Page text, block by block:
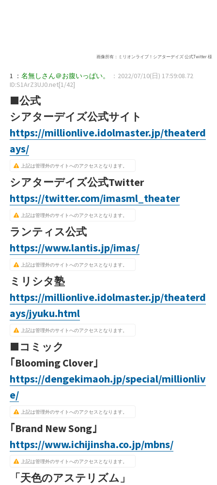
画像所有：ミリオンライブ！シアターデイズ 公式Twitter 様
1 ： 名無しさん＠お腹いっぱい。
：2022/07/10(日) 17:59:08.72
ID:S1ArZ3UJ0.net[1/42]
■公式
シアターデイズ公式サイト
https://millionlive.idolmaster.jp/theaterd
ays/
上記は管理外のサイトへのアクセスとなります。
シアターデイズ公式Twitter
https://twitter.com/imasml_theater
上記は管理外のサイトへのアクセスとなります。
ランティス公式
https://www.lantis.jp/imas/
上記は管理外のサイトへのアクセスとなります。
ミリシタ塾
https://millionlive.idolmaster.jp/theaterd
ays/jyuku.html
上記は管理外のサイトへのアクセスとなります。
■コミック
｢Blooming Clover｣
https://dengekimaoh.jp/special/millionliv
e/
上記は管理外のサイトへのアクセスとなります。
｢Brand New Song｣
https://www.ichijinsha.co.jp/mbns/
上記は管理外のサイトへのアクセスとなります。
「天色のアステリズム」